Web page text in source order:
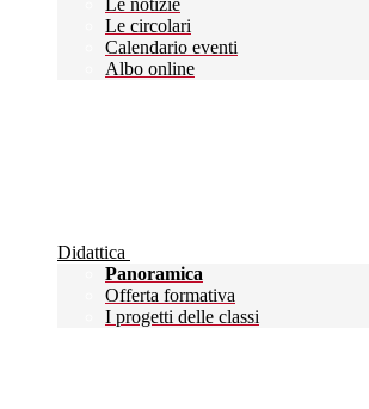
Le notizie
Le circolari
Calendario eventi
Albo online
Didattica
Panoramica
Offerta formativa
I progetti delle classi